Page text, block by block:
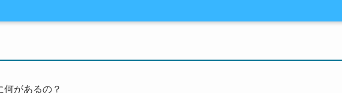
何があるの？